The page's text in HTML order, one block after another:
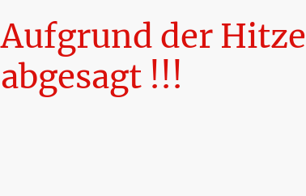
Aufgrund der Hitze
abgesagt !!!